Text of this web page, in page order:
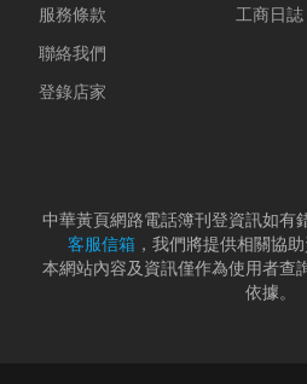
服務條款
聯絡我們
登錄店家
工商日誌
中華黃頁網路電話簿刊登資訊如有
客服信箱 ，我們將提供相關協
本網站內容及資訊僅作為使用者查
依據。